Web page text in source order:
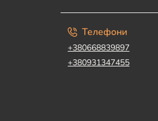
Телефони
+380668839897
+380931347455